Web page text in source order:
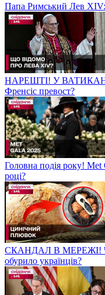
Папа Римський Лев
НАРЕШТІ! У
Френсіс превост?
Головна подія року!
році?
СКАНДАЛ В МЕРЕЖІ!
обурило українців?